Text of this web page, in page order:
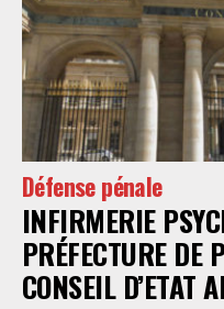
Défense pénale
INFIRMERIE
PRÉFECTURE DE
CONSEIL D’ETAT